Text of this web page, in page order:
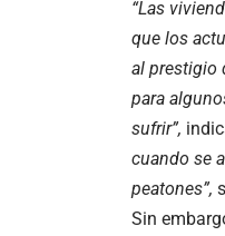
“Las
que los
al prestigio
para
sufrir”,
cuando se
peatones”,
Sin